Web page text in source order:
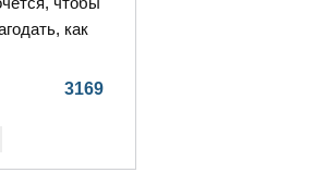
как
3169